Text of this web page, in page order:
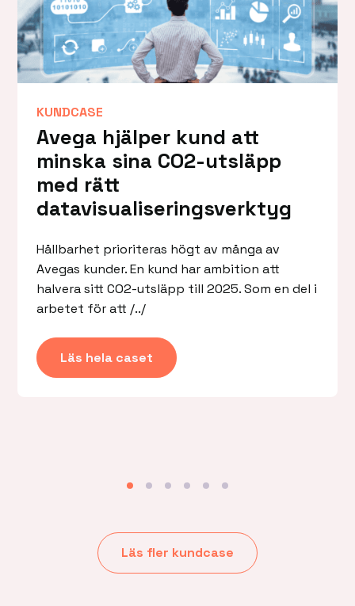
KUNDCASE
Avega hjälper kund att
minska sina CO2-utsläpp
med rätt
datavisualiseringsverktyg
Hållbarhet prioriteras högt av många av
Avegas kunder. En kund har ambition att
halvera sitt CO2-utsläpp till 2025. Som en del i
arbetet för att /../
Läs hela caset
Läs fler kundcase